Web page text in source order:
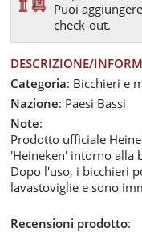
Puoi
check-out.
DESCRIZIONE/
Categoria: Bicchieri e
Nazione: Paesi Bassi
Note:
Prodotto ufficiale
'Heineken' intorno alla
Dopo l'uso, i bicchieri
lavastoviglie e sono
Recensioni prodotto: